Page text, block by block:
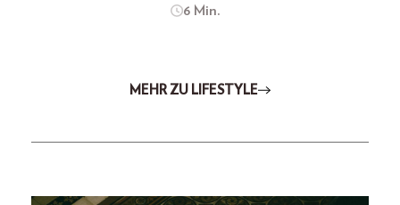
6 Min.
MEHR ZU LIFESTYLE